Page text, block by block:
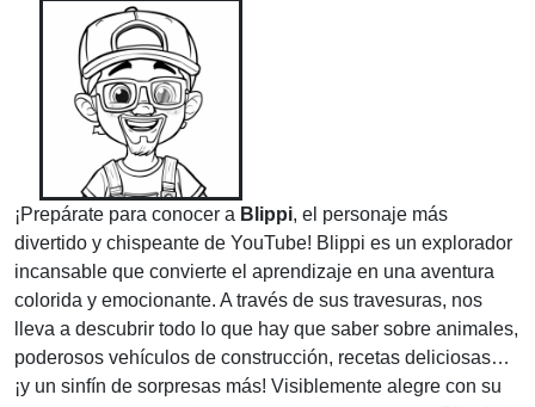
¡Prepárate para conocer a Blippi, el personaje más
divertido y chispeante de YouTube! Blippi es un explorador
incansable que convierte el aprendizaje en una aventura
colorida y emocionante. A través de sus travesuras, nos
lleva a descubrir todo lo que hay que saber sobre animales,
poderosos vehículos de construcción, recetas deliciosas…
¡y un sinfín de sorpresas más! Visiblemente alegre con su